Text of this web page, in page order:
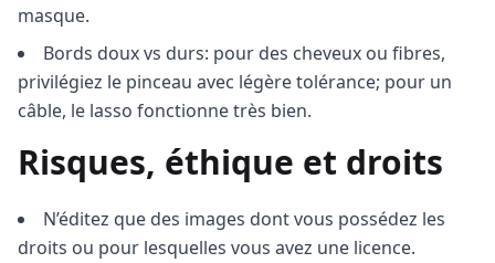
masque.
Bords doux vs durs: pour des cheveux ou fibres,
privilégiez le pinceau avec légère tolérance; pour un
câble, le lasso fonctionne très bien.
Risques, éthique et droits
N’éditez que des images dont vous possédez les
droits ou pour lesquelles vous avez une licence.